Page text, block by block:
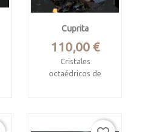
Cuprita
Precio
110,00 €
Cristales
octaédricos de
Rutsovskoe, Rudnyi